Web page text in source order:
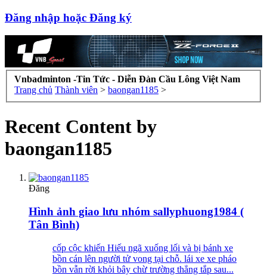
Đăng nhập hoặc Đăng ký
Vnbadminton -Tin Tức - Diễn Đàn Cầu Lông Việt Nam
Trang chủ Thành viên > baongan1185 >
Recent Content by
baongan1185
Đăng
Hình ảnh giao lưu nhóm sallyphuong1984 (
Tân Bình)
cốp cộc khiến Hiếu ngã xuống lối và bị bánh xe
bồn cán lên người tử vong tại chỗ. lái xe xe pháo
bồn vẫn rời khỏi bây chừ trường thẳng tắp sau...